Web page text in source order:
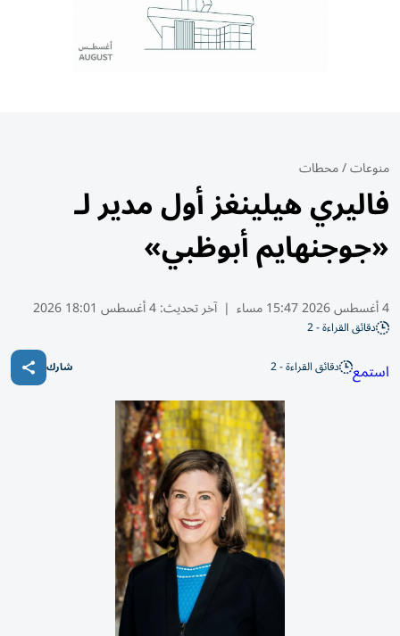
منوعات/محطات
فاليري هيلينغز أول مدير لـ
«جوجنهايم أبوظبي»
4 أغسطس 2026 15:47 مساء | آخر تحديث:4 أغسطس 18:01 2026
دقائق القراءة - 2
استمع دقائق القراءة - 2 شارك